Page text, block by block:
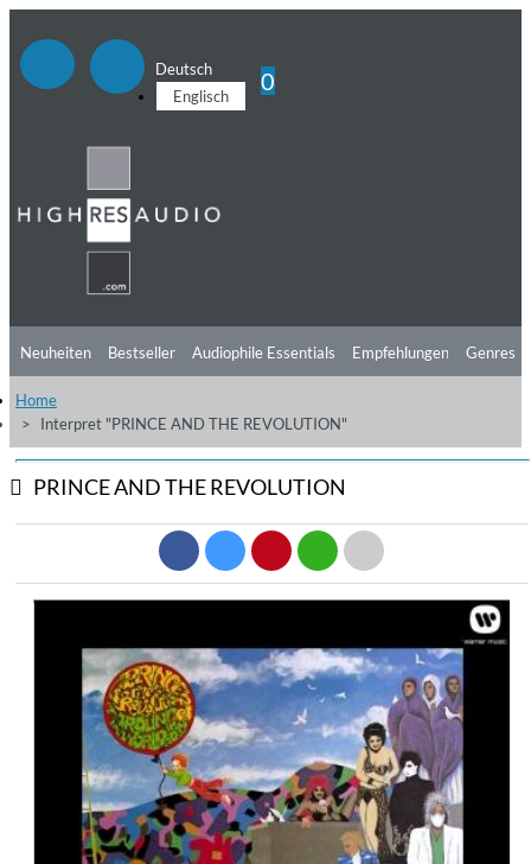
Deutsch
Englisch
0
Neuheiten Bestseller Audiophile Essentials Empfehlungen
Hörtipps
Videos
Genres
Home
Interpret "PRINCE AND THE REVOLUTION"
PRINCE AND THE REVOLUTION